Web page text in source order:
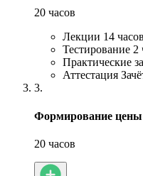
20 часов
Лекции 14 часов
Тестирование 2
Практические
Аттестация
3.
Формирование цены
20 часов